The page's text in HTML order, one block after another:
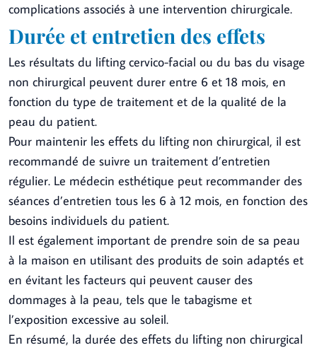
complications associés à une intervention chirurgicale.
Durée et entretien des effets
Les résultats du lifting cervico-facial ou du bas du visage
non chirurgical peuvent durer entre 6 et 18 mois, en
fonction du type de traitement et de la qualité de la
peau du patient.
Pour maintenir les effets du lifting non chirurgical, il est
recommandé de suivre un traitement d’entretien
régulier. Le médecin esthétique peut recommander des
séances d’entretien tous les 6 à 12 mois, en fonction des
besoins individuels du patient.
Il est également important de prendre soin de sa peau
à la maison en utilisant des produits de soin adaptés et
en évitant les facteurs qui peuvent causer des
dommages à la peau, tels que le tabagisme et
l’exposition excessive au soleil.
En résumé, la durée des effets du lifting non chirurgical